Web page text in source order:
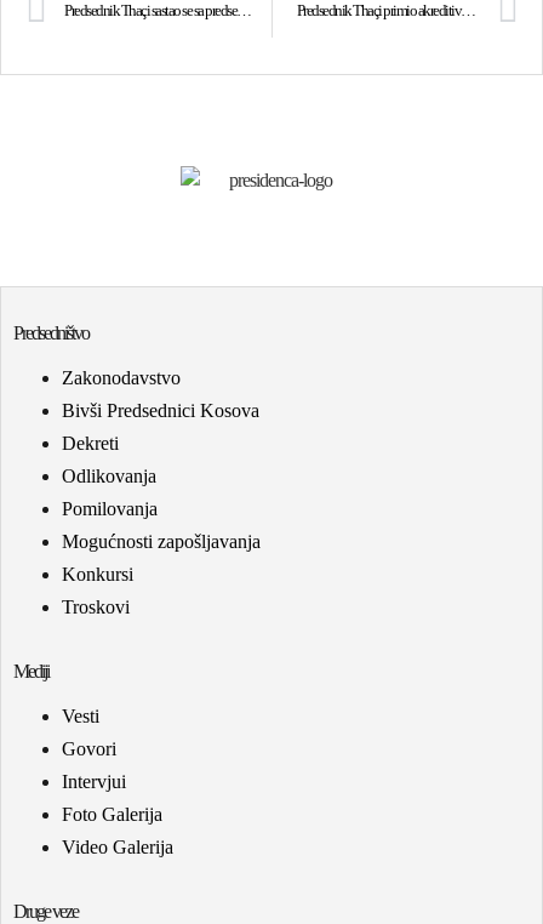
Predsednik Thaçi sastao se sa predsednicom CIK-a, razgovarali o organizovanju izbora za predsednika Opštine Podujevo i Opštine Severna Mitrovica Predsednik Thaçi primio akreditive od ambasadora Belgije Frederic Maurice
Predsedništvo
Zakonodavstvo
Bivši Predsednici Kosova
Dekreti
Odlikovanja
Pomilovanja
Mogućnosti zapošljavanja
Konkursi
Troskovi
Mediji
Vesti
Govori
Intervjui
Foto Galerija
Video Galerija
Druge veze